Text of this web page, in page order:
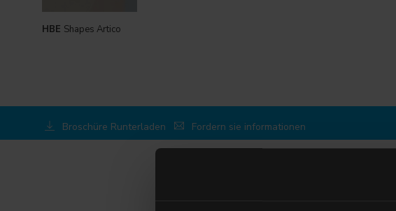
HBE Shapes Artico
Broschüre Runterladen Fordern sie informationen